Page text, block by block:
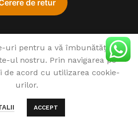
SRL. Made with ♥by201.ro
uri pentru a vă îmbunătăți
ul nostru. Prin navigarea pe
de acord cu utilizarea cookie-
urilor.
ACCEPT
Cumpără
de la
Compară